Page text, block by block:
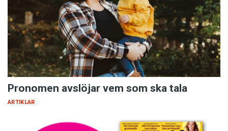
Pronomen avslöjar vem som ska tala
ARTIKLAR